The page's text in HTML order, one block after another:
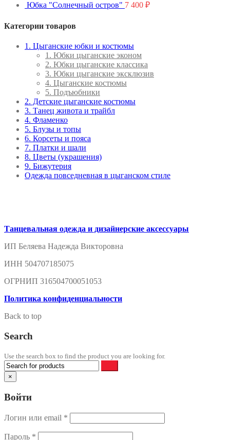
Юбка "Солнечный остров" 7 400 ₽
Категории товаров
1. Цыганские юбки и костюмы
1. Юбки цыганские эконом
2. Юбки цыганские классика
3. Юбки цыганские эксклюзив
4. Цыганские костюмы
5. Подъюбники
2. Детские цыганские костюмы
3. Танец живота и трайбл
4. Фламенко
5. Блузы и топы
6. Корсеты и пояса
7. Платки и шали
8. Цветы (украшения)
9. Бижутерия
Одежда повседневная в цыганском стиле
Танцевальная одежда и дизайнерские аксессуары
ИП Беляева Надежда Викторовна
ИНН 504707185075
ОГРНИП 316504700051053
Политика конфиденциальности
Back to top
Search
Use the search box to find the product you are looking for.
×
Войти
Логин или email *
Пароль *